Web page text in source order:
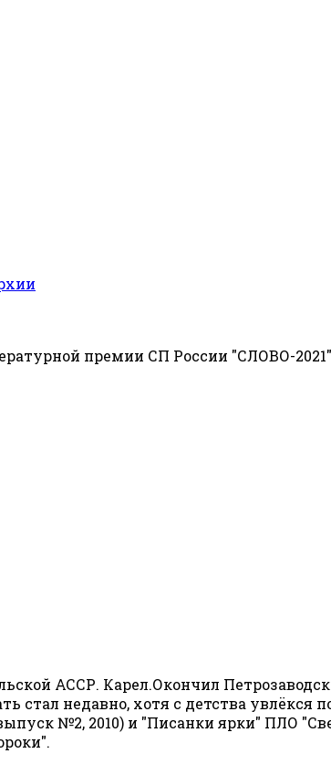
премии СП России "СЛОВО-
АССР. Карел.Окончил
стал недавно, хотя с детства
№2, 2010) и "Писанки ярки" ПЛО